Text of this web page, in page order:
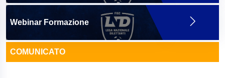
Webinar Formazione
COMUNICATO